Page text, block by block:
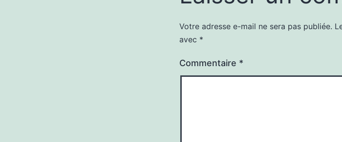
Votre adresse e-mail ne sera pas publiée.
avec *
Commentaire *